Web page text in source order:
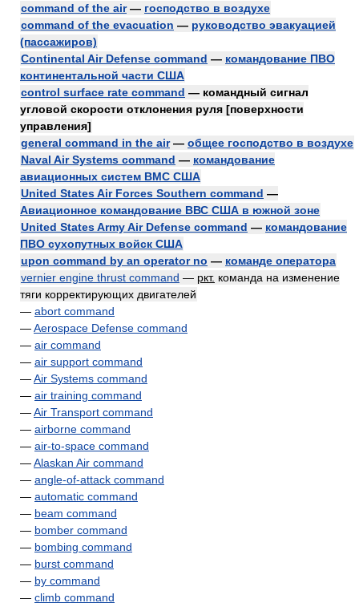
command of the air— господство в воздухе
command of the evacuation — руководство эвакуацией
(пассажиров)
Continental Air Defense command — командование ПВО
континентальной части США
control surface rate command — командный сигнал
угловой скорости отклонения руля [поверхности
управления]
general command in the air— общее господство в воздухе
Naval Air Systems command — командование
авиационных систем ВМС США
United States Air Forces Southern command —
Авиационное командование ВВС США в южной зоне
United States Army Air Defense command — командование
ПВО сухопутных войск США
upon command by an operator no — команде оператора
vernier engine thrust command — ркт. команда на изменение
тяги корректирующих двигателей
— abort command
—Aerospace Defense command
— air command
— air support command
—Air Systems command
— air training command
—Air Transport command
— airborne command
— air-to-space command
—Alaskan Air command
— angle-of-attack command
— automatic command
— beam command
— bomber command
— bombing command
— burst command
— by command
— climb command